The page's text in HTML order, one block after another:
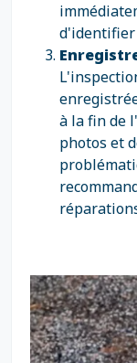
d'identifier
à la fin de
photos et